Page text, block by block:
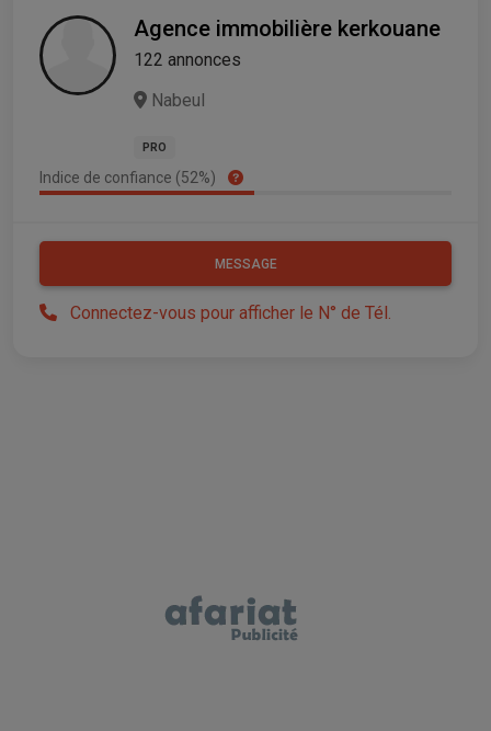
Agence immobilière kerkouane
122 annonces
Nabeul
PRO
Indice de confiance (52%)
MESSAGE
Connectez-vous pour afficher le N° de Tél.